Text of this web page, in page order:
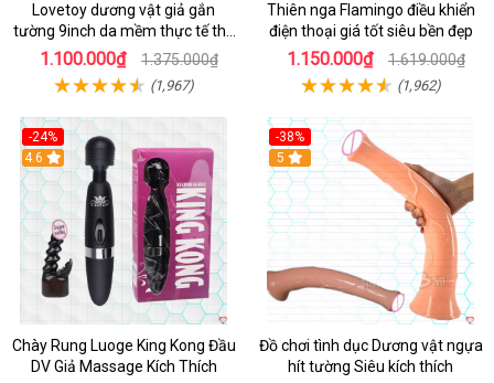
Lovetoy dương vật giả gắn
tường 9inch da mềm thực tế thú
vị
1.100.000₫ 1.375.000₫
(1,967)
Thiên nga Flamingo điều khiển
điện thoại giá tốt siêu bền đẹp
1.150.000₫ 1.619.000₫
(1,962)
-24%
4.6
Chày Rung Luoge King Kong Đầu
DV Giả Massage Kích Thích
-38%
Hot
5
Đồ chơi tình dục Dương vật ngựa
hít tường Siêu kích thích